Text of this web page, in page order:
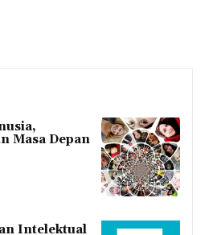
Masa Depan
Intelektual